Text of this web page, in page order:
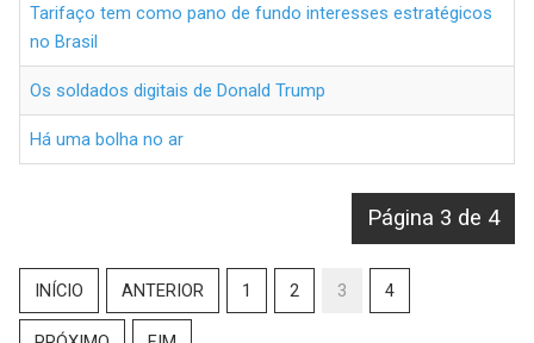
Tarifaço tem como pano de fundo interesses estratégicos
no Brasil
Os soldados digitais de Donald Trump
Há uma bolha no ar
Página 3 de 4
INÍCIO ANTERIOR 1 2 3 4